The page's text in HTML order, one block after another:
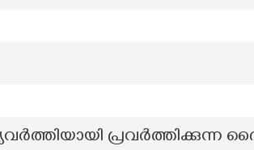
പ്രവർത്തിക്കുന്ന